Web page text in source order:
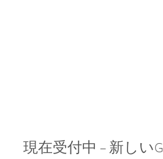
現在受付中 – 新しい